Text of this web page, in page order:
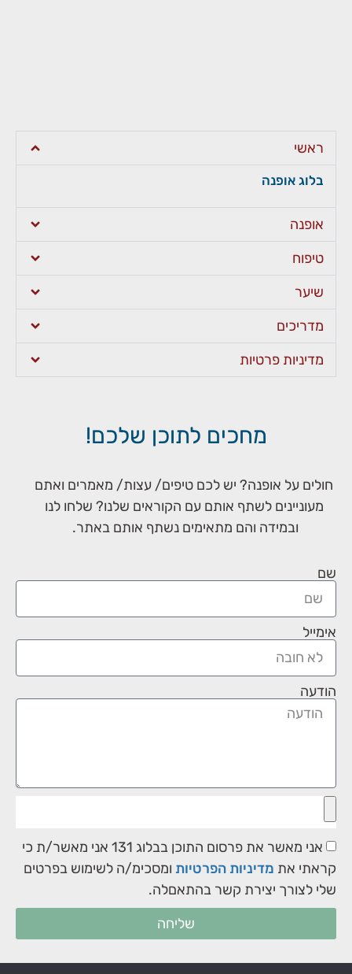
ראשי
בלוג אופנה
אופנה
טיפוח
שיער
מדריכים
מדיניות פרטיות
מחכים לתוכן שלכם!
חולים על אופנה? יש לכם טיפים/ עצות/ מאמרים ואתם
מעוניינים לשתף אותם עם הקוראים שלנו? שלחו לנו
ובמידה והם מתאימים נשתף אותם באתר.
שם
אימייל
הודעה
אני מאשר את פרסום התוכן בבלוג 131 אני מאשר/ת כי
קראתי את מדיניות הפרטיות ומסכימ/ה לשימוש בפרטים
שלי לצורך יצירת קשר בהתאםלה.
שליחה